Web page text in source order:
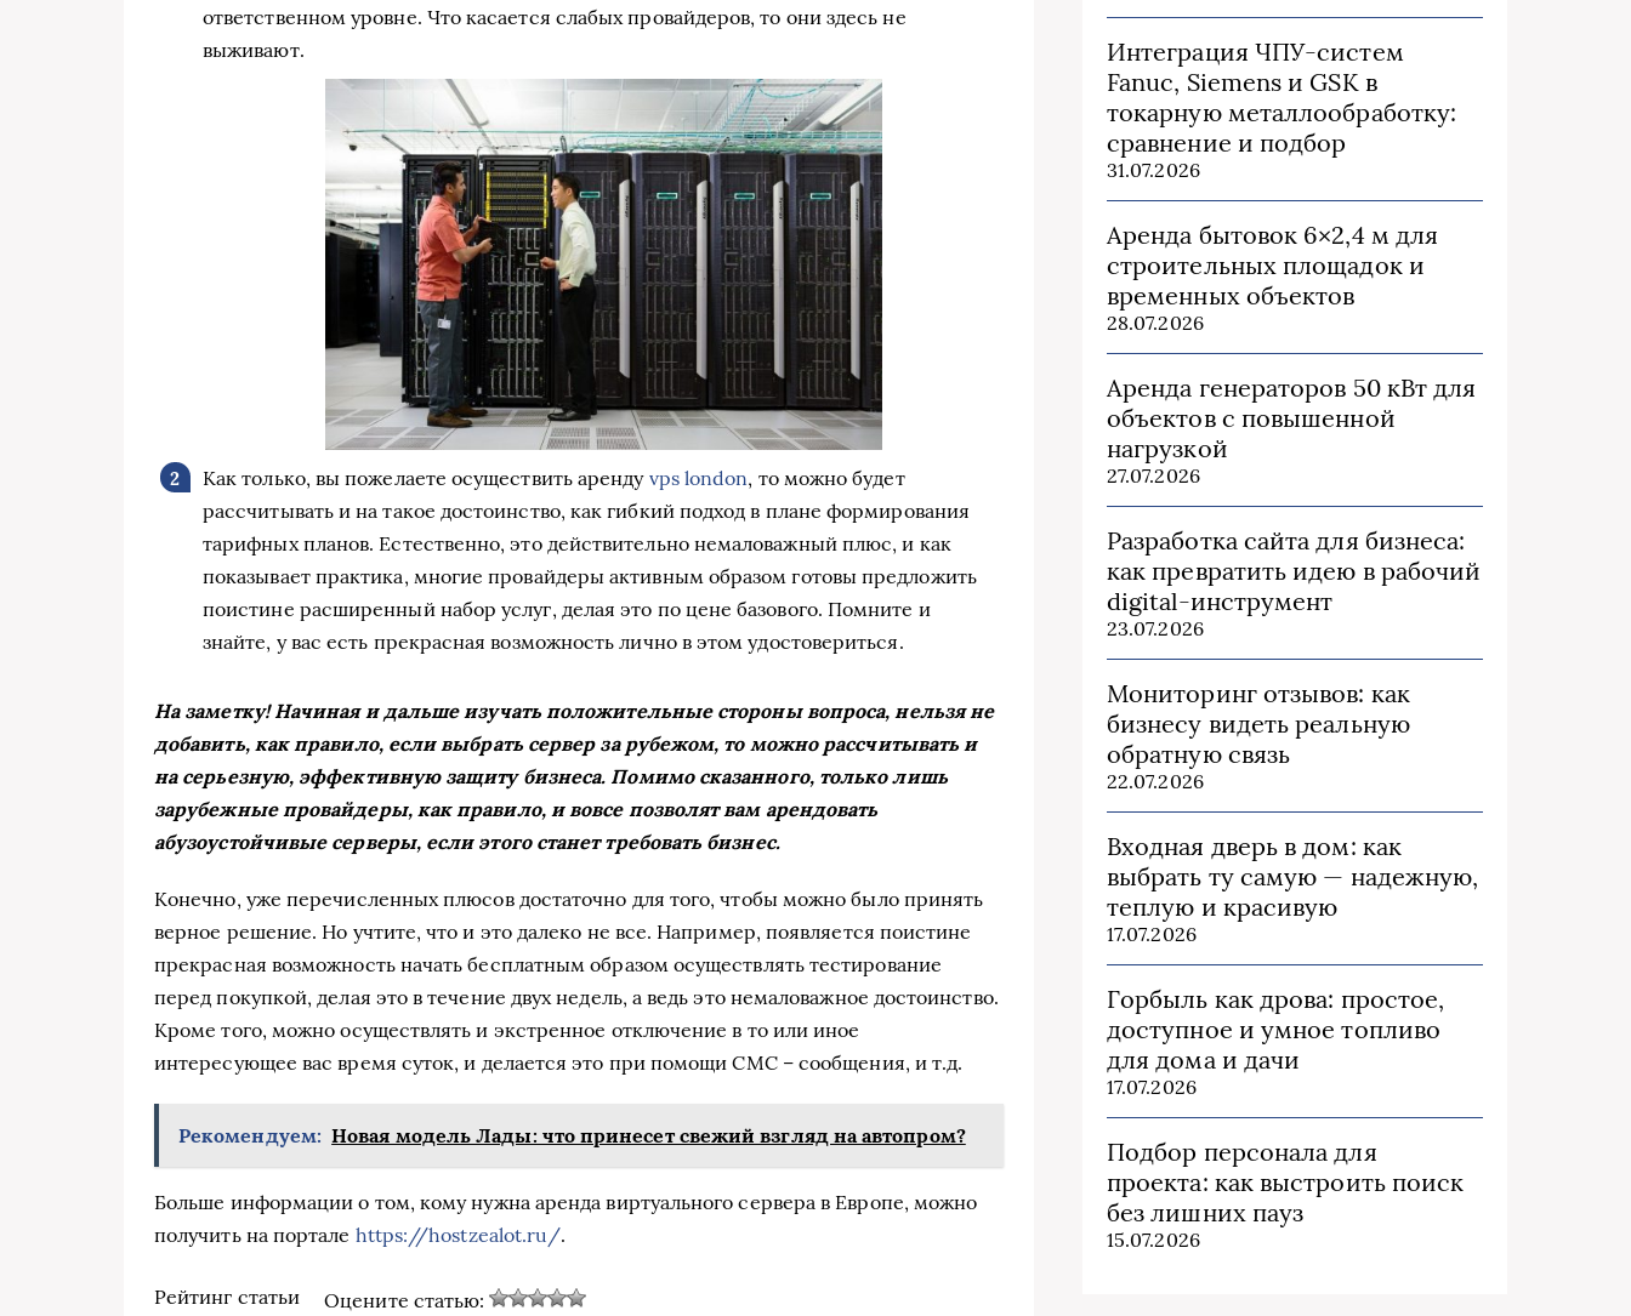
ответственном уровне. Что касается слабых провайдеров, то они здесь не
выживают.
Как только, вы пожелаете осуществить аренду vps london, то можно будет
рассчитывать и на такое достоинство, как гибкий подход в плане формирования
тарифных планов. Естественно, это действительно немаловажный плюс, и как
показывает практика, многие провайдеры активным образом готовы предложить
поистине расширенный набор услуг, делая это по цене базового. Помните и
знайте, у вас есть прекрасная возможность лично в этом удостовериться.
На заметку! Начиная и дальше изучать положительные стороны вопроса, нельзя не
добавить, как правило, если выбрать сервер за рубежом, то можно рассчитывать и
на серьезную, эффективную защиту бизнеса. Помимо сказанного, только лишь
зарубежные провайдеры, как правило, и вовсе позволят вам арендовать
абузоустойчивые серверы, если этого станет требовать бизнес.
Конечно, уже перечисленных плюсов достаточно для того, чтобы можно было принять
верное решение. Но учтите, что и это далеко не все. Например, появляется поистине
прекрасная возможность начать бесплатным образом осуществлять тестирование
перед покупкой, делая это в течение двух недель, а ведь это немаловажное достоинство.
Кроме того, можно осуществлять и экстренное отключение в то или иное
интересующее вас время суток, и делается это при помощи СМС – сообщения, и т.д.
Рекомендуем: Новая модель Лады: что принесет свежий взгляд на автопром?
Больше информации о том, кому нужна аренда виртуального сервера в Европе, можно
получить на портале https://hostzealot.ru/.
Рейтинг статьи Оцените статью:
Интеграция ЧПУ-систем
Fanuc, Siemens и GSK в
токарную металлообработку:
сравнение и подбор
31.07.2026
Аренда бытовок 6×2,4 м для
строительных площадок и
временных объектов
28.07.2026
Аренда генераторов 50 кВт для
объектов с повышенной
нагрузкой
27.07.2026
Разработка сайта для бизнеса:
как превратить идею в рабочий
digital-инструмент
23.07.2026
Мониторинг отзывов: как
бизнесу видеть реальную
обратную связь
22.07.2026
Входная дверь в дом: как
выбрать ту самую — надежную,
теплую и красивую
17.07.2026
Горбыль как дрова: простое,
доступное и умное топливо
для дома и дачи
17.07.2026
Подбор персонала для
проекта: как выстроить поиск
без лишних пауз
15.07.2026